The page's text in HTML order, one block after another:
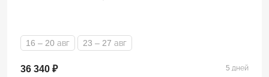
16 – 20 авг 23 – 27 авг
36 340 ₽ 5 дней